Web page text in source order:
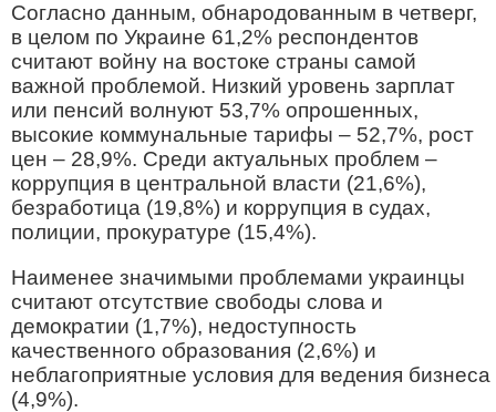
Согласно данным, обнародованным в четверг,
в целом по Украине 61,2% респондентов
считают войну на востоке страны самой
важной проблемой. Низкий уровень зарплат
или пенсий волнуют 53,7% опрошенных,
высокие коммунальные тарифы – 52,7%, рост
цен – 28,9%. Среди актуальных проблем –
коррупция в центральной власти (21,6%),
безработица (19,8%) и коррупция в судах,
полиции, прокуратуре (15,4%).
Наименее значимыми проблемами украинцы
считают отсутствие свободы слова и
демократии (1,7%), недоступность
качественного образования (2,6%) и
неблагоприятные условия для ведения бизнеса
(4,9%).